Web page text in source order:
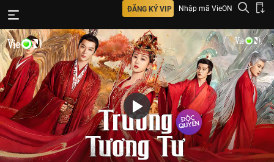
ĐĂNG KÝ VIP Nhập mã VieON